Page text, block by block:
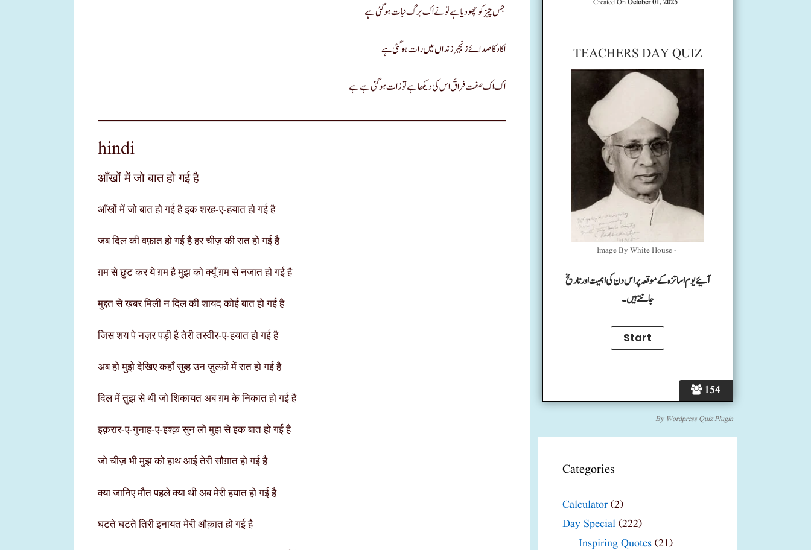
جس چیز کو چھو دیا ہے تو نے اک برگ نبات ہو گئی ہے
اکا دکا صدائے زنجیر زنداں میں رات ہو گئی ہے
اک اک صفت فراقَ اس کی دیکھا ہے تو زات ہوگئی ہے ہے
hindi
आँखों में जो बात हो गई है
आँखों में जो बात हो गई है इक शरह-ए-हयात हो गई है
जब दिल की वफ़ात हो गई है हर चीज़ की रात हो गई है
ग़म से छुट कर ये ग़म है मुझ को क्यूँ ग़म से नजात हो गई है
मुद्दत से ख़बर मिली न दिल की शायद कोई बात हो गई है
जिस शय पे नज़र पड़ी है तेरी तस्वीर-ए-हयात हो गई है
अब हो मुझे देखिए कहाँ सुब्ह उन ज़ुल्फ़ों में रात हो गई है
दिल में तुझ से थी जो शिकायत अब ग़म के निकात हो गई है
इक़रार-ए-गुनाह-ए-इश्क़ सुन लो मुझ से इक बात हो गई है
जो चीज़ भी मुझ को हाथ आई तेरी सौग़ात हो गई है
क्या जानिए मौत पहले क्या थी अब मेरी हयात हो गई है
घटते घटते तिरी इनायत मेरी औक़ात हो गई है
154
TEACHERS DAY QUIZ
Image By White House -
آئیے یوم اساتزہ کے موقعہ پر اس دن کی اہمیت اور تاریخ
جانتے ہیں۔
By Wordpress Quiz Plugin
Categories
Calculator (2)
Day Special (222)
Inspiring Quotes (21)